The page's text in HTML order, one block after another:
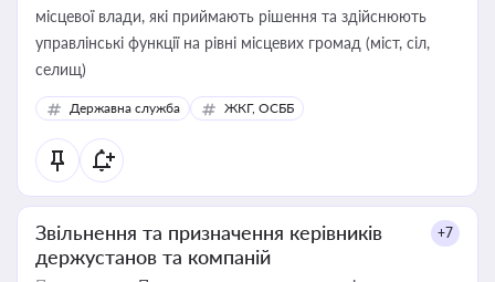
місцевої влади, які приймають рішення та здійснюють
управлінські функції на рівні місцевих громад (міст, сіл,
селищ)
Державна служба ЖКГ, ОСББ
Звільнення та призначення керівників
держустанов та компаній
+7